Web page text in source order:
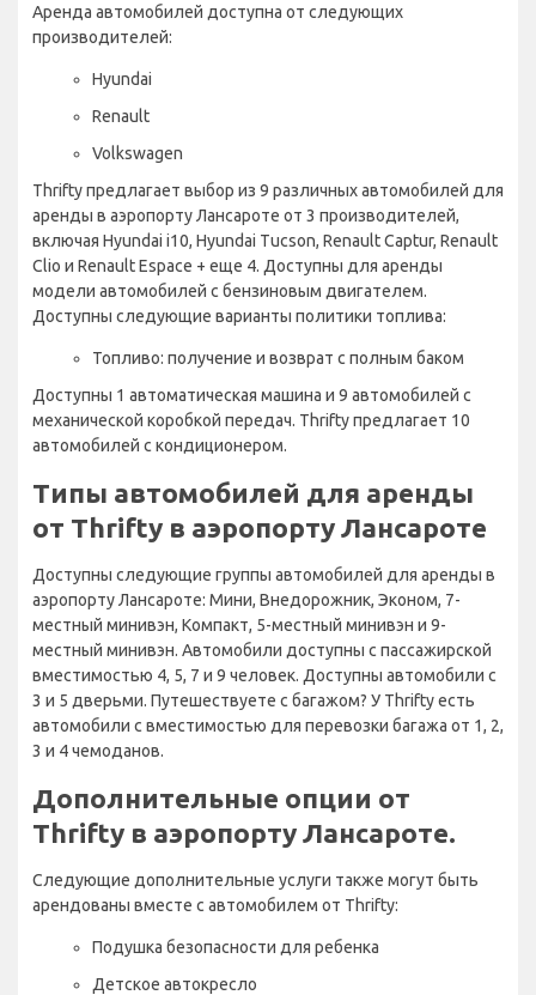
Аренда автомобилей доступна от следующих
производителей:
Hyundai
Renault
Volkswagen
Thrifty предлагает выбор из 9 различных автомобилей для
аренды в аэропорту Лансароте от 3 производителей,
включая Hyundai i10, Hyundai Tucson, Renault Captur, Renault
Clio и Renault Espace + еще 4. Доступны для аренды
модели автомобилей с бензиновым двигателем.
Доступны следующие варианты политики топлива:
Топливо: получение и возврат с полным баком
Доступны 1 автоматическая машина и 9 автомобилей с
механической коробкой передач. Thrifty предлагает 10
автомобилей с кондиционером.
Типы автомобилей для аренды
от Thrifty в аэропорту Лансароте
Доступны следующие группы автомобилей для аренды в
аэропорту Лансароте: Мини, Внедорожник, Эконом, 7-
местный минивэн, Компакт, 5-местный минивэн и 9-
местный минивэн. Автомобили доступны с пассажирской
вместимостью 4, 5, 7 и 9 человек. Доступны автомобили с
3 и 5 дверьми. Путешествуете с багажом? У Thrifty есть
автомобили с вместимостью для перевозки багажа от 1, 2,
3 и 4 чемоданов.
Дополнительные опции от
Thrifty в аэропорту Лансароте.
Следующие дополнительные услуги также могут быть
арендованы вместе с автомобилем от Thrifty:
Подушка безопасности для ребенка
Детское автокресло